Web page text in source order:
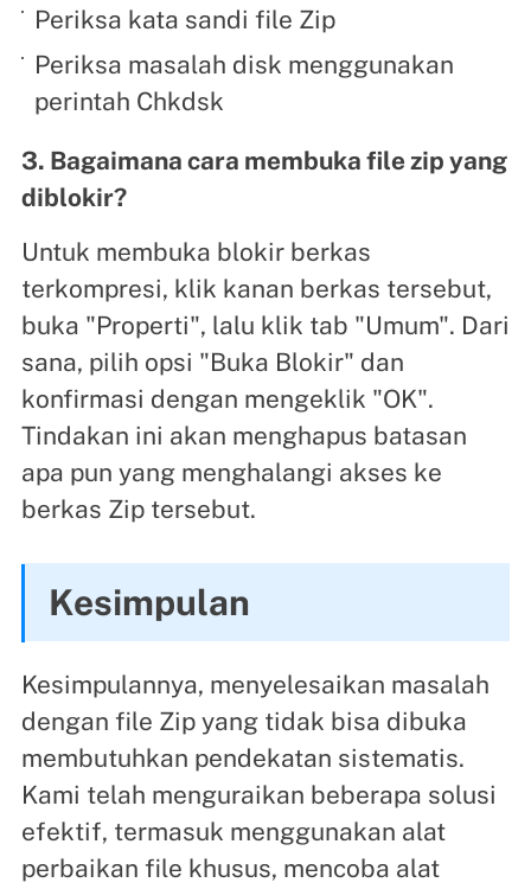
Periksa kata sandi file Zip
Periksa masalah disk menggunakan
perintah Chkdsk
3. Bagaimana cara membuka file zip yang
diblokir?
Untuk membuka blokir berkas
terkompresi, klik kanan berkas tersebut,
buka "Properti", lalu klik tab "Umum". Dari
sana, pilih opsi "Buka Blokir" dan
konfirmasi dengan mengeklik "OK".
Tindakan ini akan menghapus batasan
apa pun yang menghalangi akses ke
berkas Zip tersebut.
Kesimpulan
Kesimpulannya, menyelesaikan masalah
dengan file Zip yang tidak bisa dibuka
membutuhkan pendekatan sistematis.
Kami telah menguraikan beberapa solusi
efektif, termasuk menggunakan alat
perbaikan file khusus, mencoba alat